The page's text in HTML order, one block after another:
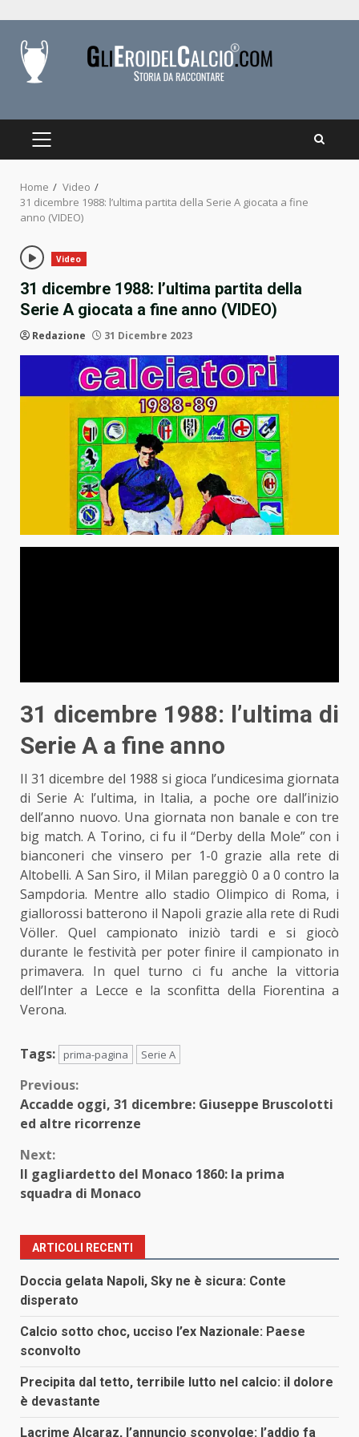
content
PRIMARY
Home
Video
31 dicembre 1988: l’ultima partita della Serie A giocata a fine
anno (VIDEO)
Video
31 dicembre 1988: l’ultima partita della
Serie A giocata a fine anno (VIDEO)
Redazione 31 Dicembre 2023
31 dicembre 1988: l’ultima di
Serie A a fine anno
Il 31 dicembre del 1988 si gioca l’undicesima giornata
di Serie A: l’ultima, in Italia, a poche ore dall’inizio
dell’anno nuovo. Una giornata non banale e con tre
big match. A Torino, ci fu il “Derby della Mole” con i
bianconeri che vinsero per 1-0 grazie alla rete di
Altobelli. A San Siro, il Milan pareggiò 0 a 0 contro la
Sampdoria. Mentre allo stadio Olimpico di Roma, i
giallorossi batterono il Napoli grazie alla rete di Rudi
Völler. Quel campionato iniziò tardi e si giocò
durante le festività per poter finire il campionato in
primavera. In quel turno ci fu anche la vittoria
dell’Inter a Lecce e la sconfitta della Fiorentina a
Verona.
Tags: prima-pagina Serie A
Continue
Reading
Previous:
Accadde oggi, 31 dicembre: Giuseppe Bruscolotti
ed altre ricorrenze
Next:
Il gagliardetto del Monaco 1860: la prima
squadra di Monaco
ARTICOLI RECENTI
Doccia gelata Napoli, Sky ne è sicura: Conte
disperato
Calcio sotto choc, ucciso l’ex Nazionale: Paese
sconvolto
Precipita dal tetto, terribile lutto nel calcio: il dolore
è devastante
Lacrime Alcaraz, l’annuncio sconvolge: l’addio fa